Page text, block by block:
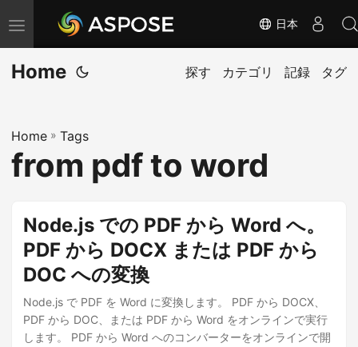
ナ
ビ
ゲ
ョ
ン
り
替
え
日本
Home 探す カテゴリ 記録 タグ
Home » Tags
from pdf to word
Node.js での PDF から Word へ。
PDF から DOCX または PDF から
DOC への変換
Node.js で PDF を Word に変換します。 PDF から DOCX、
PDF から DOC、または PDF から Word をオンラインで実行
します。 PDF から Word へのコンバーターをオンラインで開